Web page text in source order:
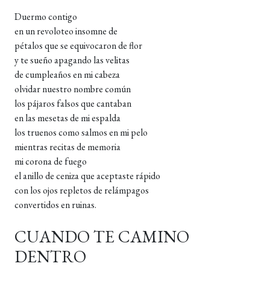
Duermo contigo
en un revoloteo insomne ​​de
pétalos que se equivocaron de flor
y te sueño apagando las velitas
de cumpleaños en mi cabeza
olvidar nuestro nombre común
los pájaros falsos que cantaban
en las mesetas de mi espalda
los truenos como salmos en mi pelo
mientras recitas de memoria
mi corona de fuego
el anillo de ceniza que aceptaste rápido
con los ojos repletos de relámpagos
convertidos en ruinas.
CUANDO TE CAMINO
DENTRO